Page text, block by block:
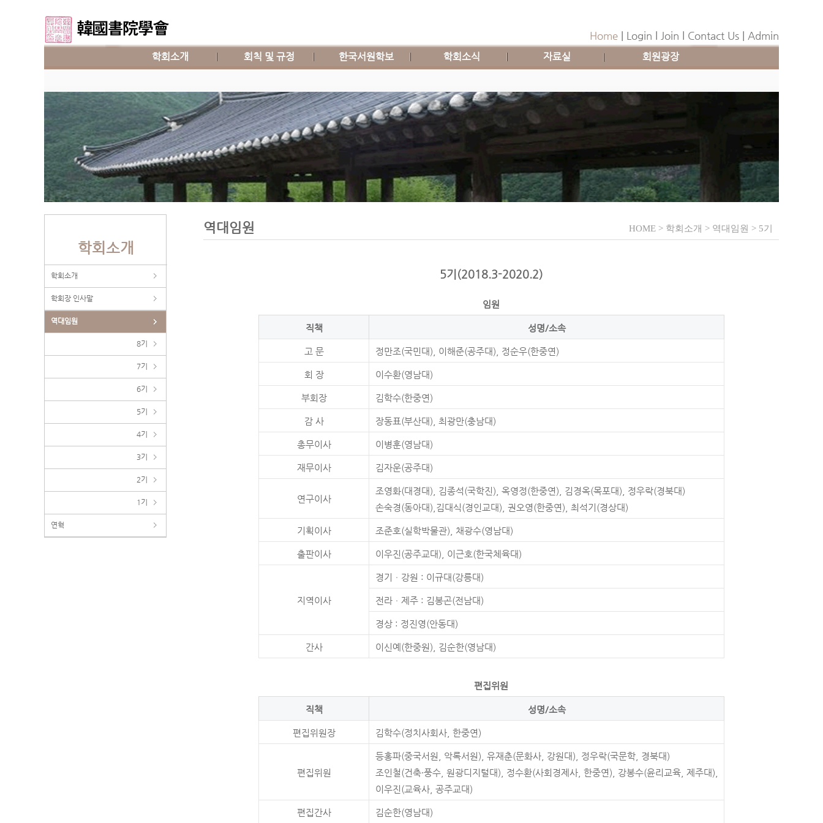
Home Login Join Contact Us Admin
학회소개 회칙 및 규정 한국서원학보 학회소식 자료실 회원광장
학회소개
학회소개
학회장 인사말
역대임원
8기
7기
6기
5기
4기
3기
2기
1기
연혁
역대임원 HOME > 학회소개 > 역대임원 > 5기
5기(2018.3-2020.2)
임원
직책 성명/소속
고 문 정만조(국민대), 이해준(공주대), 정순우(한중연)
회 장 이수환(영남대)
부회장 김학수(한중연)
감 사 장동표(부산대), 최광만(충남대)
총무이사 이병훈(영남대)
재무이사 김자운(공주대)
연구이사
조영화(대경대), 김종석(국학진), 옥영정(한중연), 김경옥(목포대), 정우락(경북대)
손숙경(동아대),김대식(경인교대), 권오영(한중연), 최석기(경상대)
기획이사 조준호(실학박물관), 채광수(영남대)
출판이사 이우진(공주교대), 이근호(한국체육대)
지역이사
경기ㆍ강원 : 이규대(강릉대)
전라ㆍ제주 : 김봉곤(전남대)
경상 : 정진영(안동대)
간사 이신예(한중원), 김순한(영남대)
편집위원
직책 성명/소속
편집위원장 김학수(정치사회사, 한중연)
편집위원
등홍파(중국서원, 악록서원), 유재춘(문화사, 강원대), 정우락(국문학, 경북대)
조인철(건축·풍수, 원광디지털대), 정수환(사회경제사, 한중연), 강봉수(윤리교육, 제주대),
이우진(교육사, 공주교대)
편집간사 김순한(영남대)